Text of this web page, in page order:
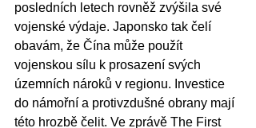
posledních letech rovněž zvýšila své
vojenské výdaje. Japonsko tak čelí
obavám, že Čína může použít
vojenskou sílu k prosazení svých
územních nároků v regionu. Investice
do námořní a protivzdušné obrany mají
této hrozbě čelit. Ve zprávě The First